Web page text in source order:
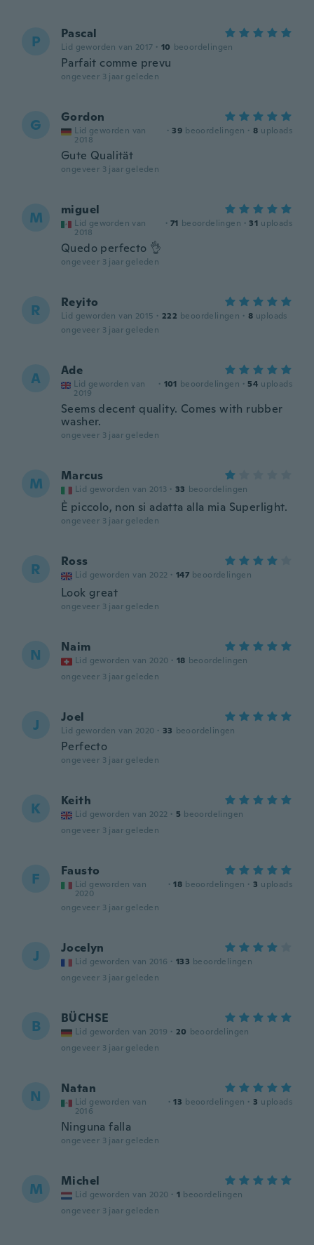
P Pascal
Lid geworden van 2017 · 10 beoordelingen
Parfait comme prevu
ongeveer 3 jaar geleden
G Gordon
Lid geworden van
2018
· 39 beoordelingen · 8 uploads
Gute Qualität
ongeveer 3 jaar geleden
M miguel
Lid geworden van
2018
· 71 beoordelingen · 31 uploads
Quedo perfecto 👌
ongeveer 3 jaar geleden
R Reyito
Lid geworden van 2015 · 222 beoordelingen · 8 uploads
ongeveer 3 jaar geleden
A Ade
Lid geworden van
2019
· 101 beoordelingen · 54 uploads
Seems decent quality. Comes with rubber
washer.
ongeveer 3 jaar geleden
M Marcus
Lid geworden van 2013 · 33 beoordelingen
È piccolo, non si adatta alla mia Superlight.
ongeveer 3 jaar geleden
R Ross
Lid geworden van 2022 · 147 beoordelingen
Look great
ongeveer 3 jaar geleden
N Naim
Lid geworden van 2020 · 18 beoordelingen
ongeveer 3 jaar geleden
J Joel
Lid geworden van 2020 · 33 beoordelingen
Perfecto
ongeveer 3 jaar geleden
K Keith
Lid geworden van 2022 · 5 beoordelingen
ongeveer 3 jaar geleden
F Fausto
Lid geworden van
2020
· 18 beoordelingen · 3 uploads
ongeveer 3 jaar geleden
J Jocelyn
Lid geworden van 2016 · 133 beoordelingen
ongeveer 3 jaar geleden
B BÜCHSE
Lid geworden van 2019 · 20 beoordelingen
ongeveer 3 jaar geleden
N Natan
Lid geworden van
2016
· 13 beoordelingen · 3 uploads
Ninguna falla
ongeveer 3 jaar geleden
M Michel
Lid geworden van 2020 · 1 beoordelingen
ongeveer 3 jaar geleden